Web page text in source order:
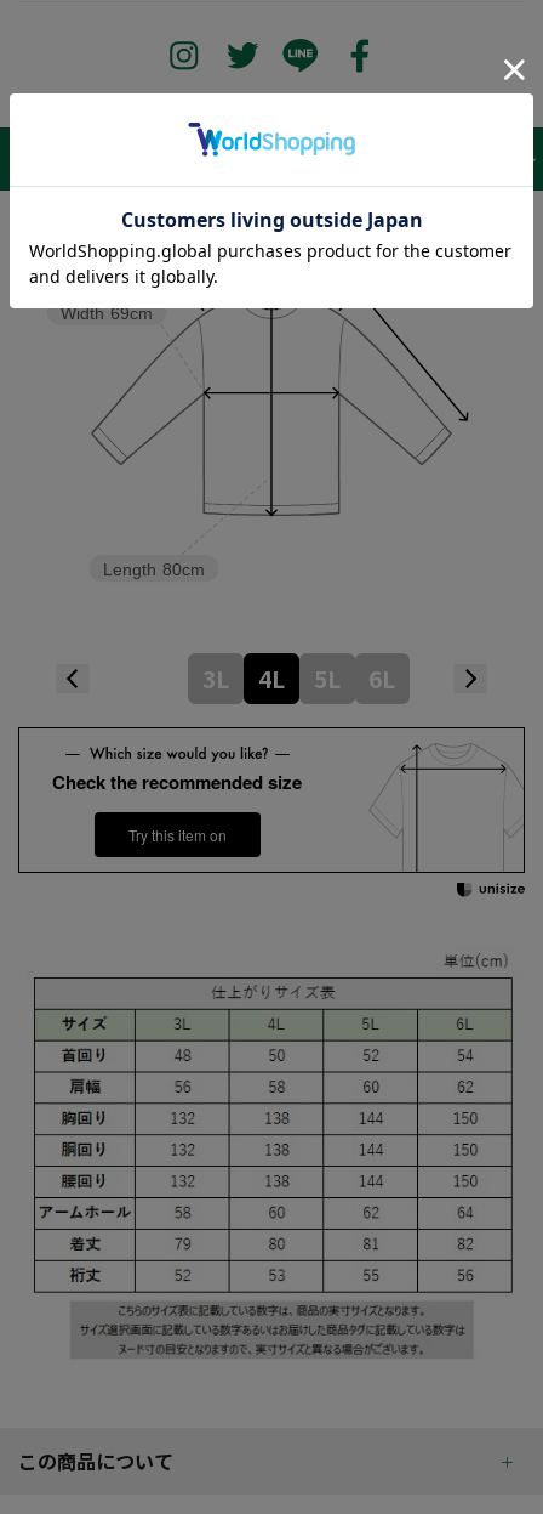
Sleeve length 53cm
Length 80cm
Width 69cm
Shoulder width 58cm
3L 4L 5L 6L
Check the recommended size
Try this item on
この商品について